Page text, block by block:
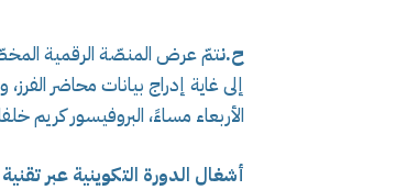
ح.نتمّ عرض المنصّة الرقمية
إلى غاية إدراج بيانات محاضر
الأربعاء مساءً، البروفيسور كريم
أشغال الدورة التكوينية عبر